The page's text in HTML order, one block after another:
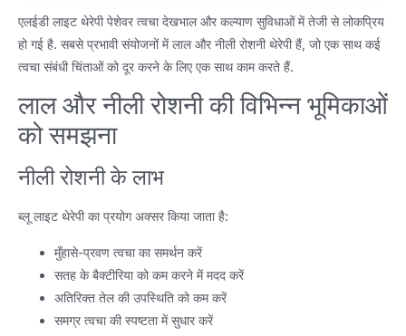
एलईडी लाइट थेरेपी पेशेवर त्वचा देखभाल और कल्याण सुविधाओं में तेजी से लोकप्रिय
हो गई है. सबसे प्रभावी संयोजनों में लाल और नीली रोशनी थेरेपी हैं, जो एक साथ कई
त्वचा संबंधी चिंताओं को दूर करने के लिए एक साथ काम करते हैं.
लाल और नीली रोशनी की विभिन्न भूमिकाओं
को समझना
नीली रोशनी के लाभ
ब्लू लाइट थेरेपी का प्रयोग अक्सर किया जाता है:
मुँहासे-प्रवण त्वचा का समर्थन करें
सतह के बैक्टीरिया को कम करने में मदद करें
अतिरिक्त तेल की उपस्थिति को कम करें
समग्र त्वचा की स्पष्टता में सुधार करें